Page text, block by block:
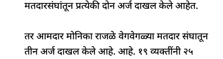
मतदारसंघांतून प्रत्येकी दोन अर्ज दाखल केले आहेत.
तर आमदार मोनिका राजळे वेगवेगळ्या मतदार संघातून
तीन अर्ज दाखल केले आहे. आहे. १९ व्यक्तींनी २५